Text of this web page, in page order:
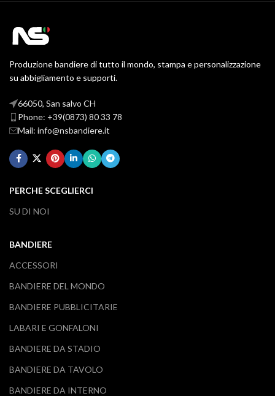
Produzione bandiere di tutto il mondo, stampa e personalizzazione
su abbigliamento e supporti.
66050, San salvo CH
Phone: +39(0873) 80 33 78
Mail: info@nsbandiere.it
PERCHE SCEGLIERCI
SU DI NOI
BANDIERE
ACCESSORI
BANDIERE DEL MONDO
BANDIERE PUBBLICITARIE
LABARI E GONFALONI
BANDIERE DA STADIO
BANDIERE DA TAVOLO
BANDIERE DA INTERNO